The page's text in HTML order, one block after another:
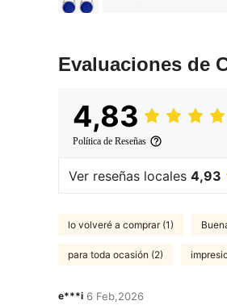
Evaluaciones de
4,83
Política de Reseñas
Ver reseñas locales 4,93
lo volveré a comprar (1)
para toda ocasión (2)
e***i 6 Feb,2026